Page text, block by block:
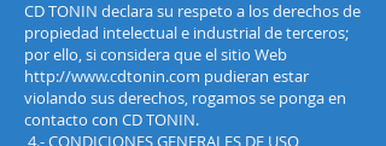
CD TONIN declara su respeto a los derechos de
propiedad intelectual e industrial de terceros;
por ello, si considera que el sitio Web
http://www.cdtonin.com pudieran estar
violando sus derechos, rogamos se ponga en
contacto con CD TONIN.
4.- CONDICIONES GENERALES DE USO